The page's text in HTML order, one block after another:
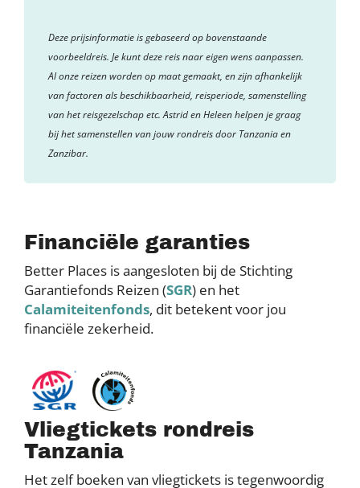
Deze prijsinformatie is gebaseerd op bovenstaande
voorbeeldreis. Je kunt deze reis naar eigen wens aanpassen.
Al onze reizen worden op maat gemaakt, en zijn afhankelijk
van factoren als beschikbaarheid, reisperiode, samenstelling
van het reisgezelschap etc. Astrid en Heleen helpen je graag
bij het samenstellen van jouw rondreis door Tanzania en
Zanzibar.
Financiële garanties
Better Places is aangesloten bij de Stichting
Garantiefonds Reizen (SGR) en het
Calamiteitenfonds, dit betekent voor jou
financiële zekerheid.
Vliegtickets rondreis
Tanzania
Het zelf boeken van vliegtickets is tegenwoordig